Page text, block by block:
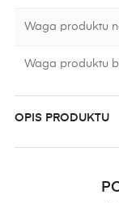
Waga produktu
Waga produktu
OPIS PRODUKTU